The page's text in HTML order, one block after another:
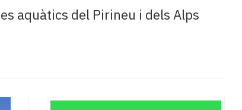
aquàtics del Pirineu i dels Alps